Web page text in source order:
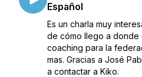
Español
Es un charla muy
de cómo llego a donde
coaching para la
mas. Gracias a José
a contactar a Kiko.